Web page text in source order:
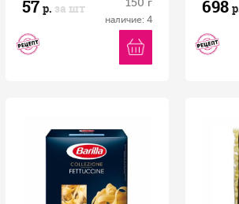
57 р. за шт
наличие: 4
698